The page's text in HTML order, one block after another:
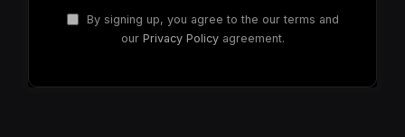
By signing up, you agree to the our terms and
our Privacy Policyagreement.